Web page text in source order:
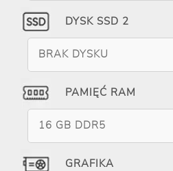
DYSK SSD 2
BRAK DYSKU
PAMIĘĆ RAM
16 GB DDR5
GRAFIKA